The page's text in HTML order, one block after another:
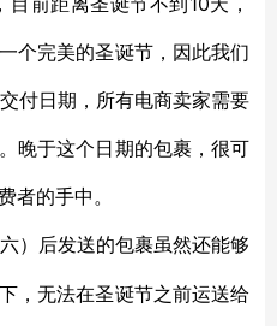
个完美的圣诞节，因此我们
付日期，所有电商卖家需要
晚于这个日期的包裹，很可
者的手中。
）后发送的包裹虽然还能够
，无法在圣诞节之前运送给